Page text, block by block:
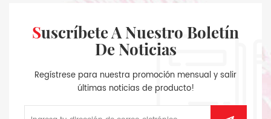
Suscríbete A Nuestro Boletín
De Noticias
Regístrese para nuestra promoción mensual y salir
últimas noticias de producto!